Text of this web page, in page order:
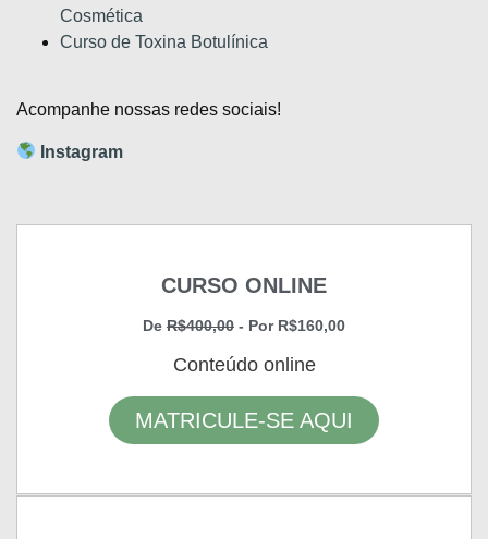
Cosmética
Curso de Toxina Botulínica
Acompanhe nossas redes sociais!
Instagram
CURSO ONLINE
De R$400,00 - Por R$160,00
Conteúdo online
MATRICULE-SE AQUI